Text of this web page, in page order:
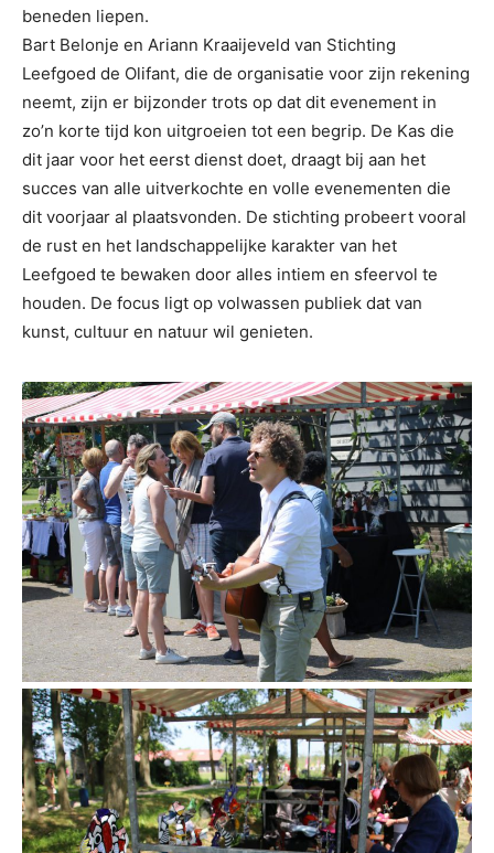
beneden liepen.
Bart Belonje en Ariann Kraaijeveld van Stichting
Leefgoed de Olifant, die de organisatie voor zijn rekening
neemt, zijn er bijzonder trots op dat dit evenement in
zo’n korte tijd kon uitgroeien tot een begrip. De Kas die
dit jaar voor het eerst dienst doet, draagt bij aan het
succes van alle uitverkochte en volle evenementen die
dit voorjaar al plaatsvonden. De stichting probeert vooral
de rust en het landschappelijke karakter van het
Leefgoed te bewaken door alles intiem en sfeervol te
houden. De focus ligt op volwassen publiek dat van
kunst, cultuur en natuur wil genieten.